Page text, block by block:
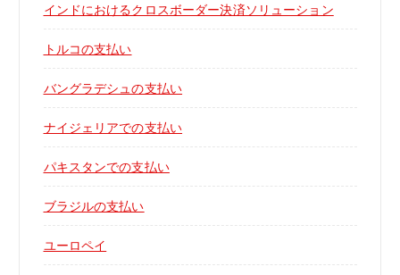
インドにおけるクロスボーダー決済ソリューション
トルコの支払い
バングラデシュの支払い
ナイジェリアでの支払い
パキスタンでの支払い
ブラジルの支払い
ユーロペイ